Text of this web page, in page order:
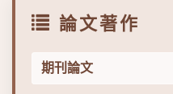
論文著作
期刊論文